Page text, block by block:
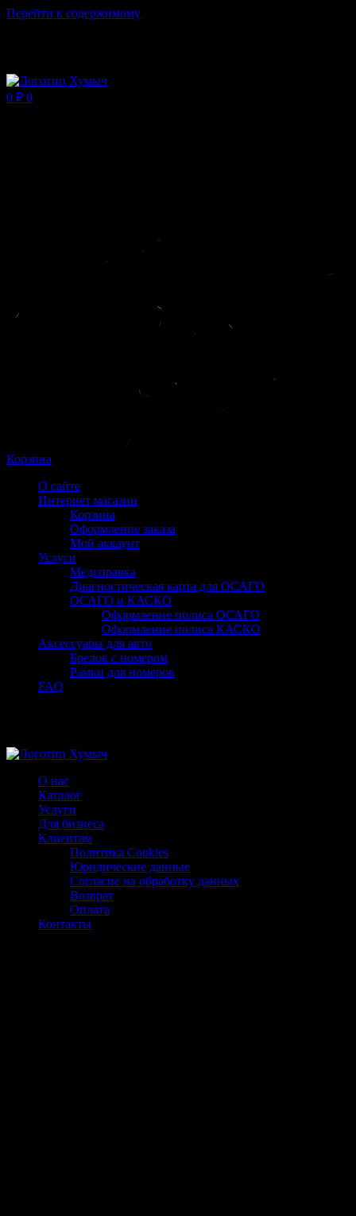
Перейти к содержимому
0 ₽ 0
Корзина
О сайте
Интернет магазин
Корзина
Оформление заказа
Мой аккаунт
Услуги
Медсправка
Диагностическая карта для ОСАГО
ОСАГО и КАСКО
Оформление полиса ОСАГО
Оформление полиса КАСКО
Аксессуары для авто
Брелок с номером
Рамки для номеров
FAQ
О нас
Каталог
Услуги
Для бизнеса
Клиентам
Политика Cookies
Юридические данные
Согласие на обработку данных
Возврат
Оплата
Контакты